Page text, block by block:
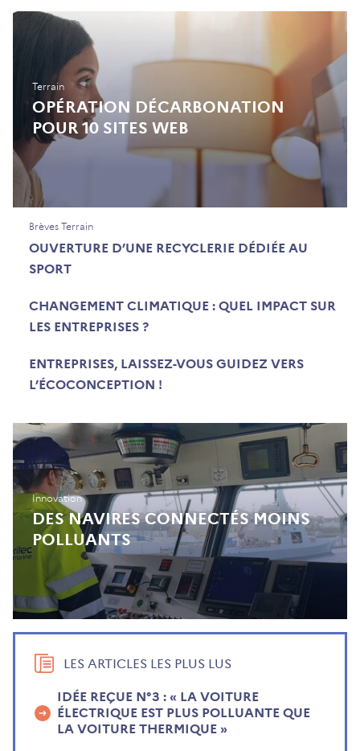
Terrain
OPÉRATION DÉCARBONATION
POUR 10 SITES WEB
Brèves Terrain
OUVERTURE D’UNE RECYCLERIE DÉDIÉE AU
SPORT
CHANGEMENT CLIMATIQUE : QUEL IMPACT SUR
LES ENTREPRISES ?
ENTREPRISES, LAISSEZ-VOUS GUIDEZ VERS
L’ÉCOCONCEPTION !
Innovation
DES NAVIRES CONNECTÉS MOINS
POLLUANTS
LES ARTICLES LES PLUS LUS
IDÉE REÇUE N°3 : « LA VOITURE
ÉLECTRIQUE EST PLUS POLLUANTE QUE
LA VOITURE THERMIQUE »